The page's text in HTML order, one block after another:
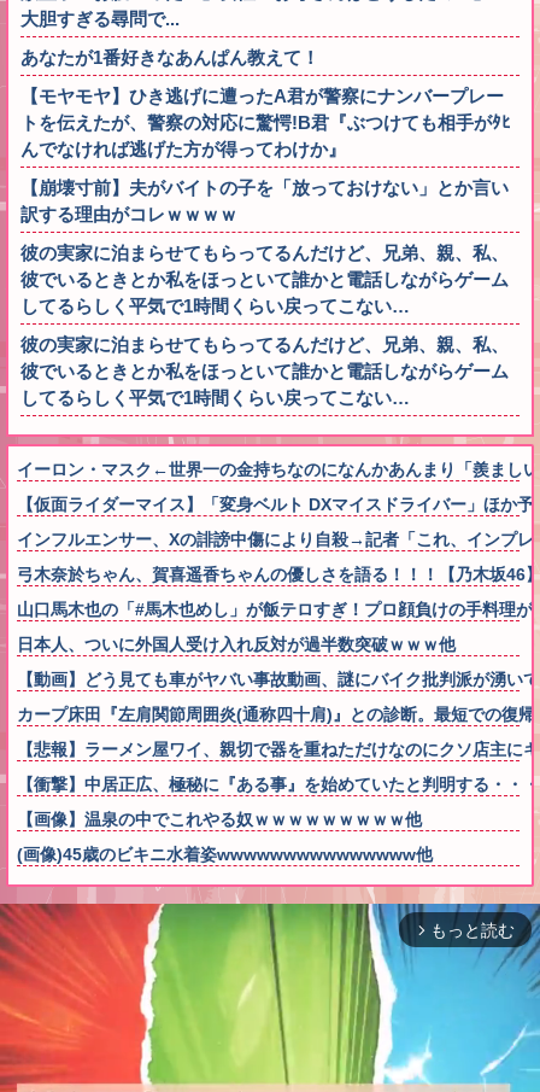
大胆すぎる尋問で...
あなたが1番好きなあんぱん教えて！
【モヤモヤ】ひき逃げに遭ったA君が警察にナンバープレー
トを伝えたが、警察の対応に驚愕!B君『ぶつけても相手がﾀﾋ
んでなければ逃げた方が得ってわけか』
【崩壊寸前】夫がバイトの子を「放っておけない」とか言い
訳する理由がコレｗｗｗｗ
彼の実家に泊まらせてもらってるんだけど、兄弟、親、私、
彼でいるときとか私をほっといて誰かと電話しながらゲーム
してるらしく平気で1時間くらい戻ってこない…
彼の実家に泊まらせてもらってるんだけど、兄弟、親、私、
彼でいるときとか私をほっといて誰かと電話しながらゲーム
してるらしく平気で1時間くらい戻ってこない…
イーロン・マスク←世界一の金持ちなのになんかあんまり「羨まし
【仮面ライダーマイス】「変身ベルト DXマイスドライバー」ほか
インフルエンサー、Xの誹謗中傷により自殺→記者「これ、インプ
弓木奈於ちゃん、賀喜遥香ちゃんの優しさを語る！！！【乃木坂46
山口馬木也の「#馬木也めし」が飯テロすぎ！プロ顔負けの手料理
日本人、ついに外国人受け入れ反対が過半数突破ｗｗｗ他
【動画】どう見ても車がヤバい事故動画、謎にバイク批判派が湧い
カープ床田『左肩関節周囲炎(通称四十肩)』との診断。最短での復帰
【悲報】ラーメン屋ワイ、親切で器を重ねただけなのにクソ店主
【衝撃】中居正広、極秘に『ある事』を始めていたと判明する・・
【画像】温泉の中でこれやる奴ｗｗｗｗｗｗｗｗｗ他
(画像)45歳のビキニ水着姿wwwwwwwwwwwwwww他
arrow_forward_ios もっと読む